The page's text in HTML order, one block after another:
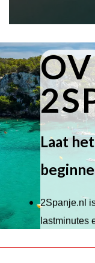
Laat
2Spanje.nl
lastminutes
Wij hebben